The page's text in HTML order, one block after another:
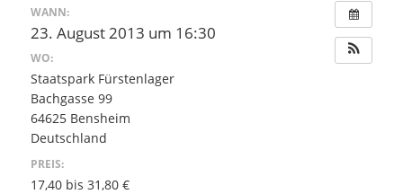
WANN:
23. August 2013 um 16:30
WO:
Staatspark Fürstenlager
Bachgasse 99
64625 Bensheim
Deutschland
PREIS:
17,40 bis 31,80 €